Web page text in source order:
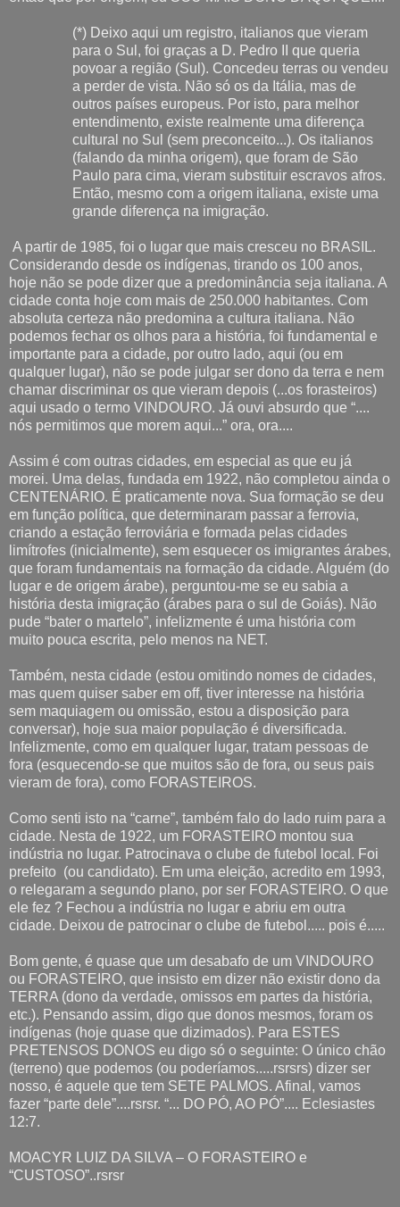
(*) Deixo aqui um registro, italianos que vieram
para o Sul, foi graças a D. Pedro II que queria
povoar a região (Sul). Concedeu terras ou vendeu
a perder de vista. Não só os da Itália, mas de
outros países europeus. Por isto, para melhor
entendimento, existe realmente uma diferença
cultural no Sul (sem preconceito...). Os italianos
(falando da minha origem), que foram de São
Paulo para cima, vieram substituir escravos afros.
Então, mesmo com a origem italiana, existe uma
grande diferença na imigração.
A partir de 1985, foi o lugar que mais cresceu no BRASIL.
Considerando desde os indígenas, tirando os 100 anos,
hoje não se pode dizer que a predominância seja italiana. A
cidade conta hoje com mais de 250.000 habitantes. Com
absoluta certeza não predomina a cultura italiana. Não
podemos fechar os olhos para a história, foi fundamental e
importante para a cidade, por outro lado, aqui (ou em
qualquer lugar), não se pode julgar ser dono da terra e nem
chamar discriminar os que vieram depois (...os forasteiros)
aqui usado o termo VINDOURO. Já ouvi absurdo que “....
nós permitimos que morem aqui...” ora, ora....
Assim é com outras cidades, em especial as que eu já
morei. Uma delas, fundada em 1922, não completou ainda o
CENTENÁRIO. É praticamente nova. Sua formação se deu
em função política, que determinaram passar a ferrovia,
criando a estação ferroviária e formada pelas cidades
limítrofes (inicialmente), sem esquecer os imigrantes árabes,
que foram fundamentais na formação da cidade. Alguém (do
lugar e de origem árabe), perguntou-me se eu sabia a
história desta imigração (árabes para o sul de Goiás). Não
pude “bater o martelo”, infelizmente é uma história com
muito pouca escrita, pelo menos na NET.
Também, nesta cidade (estou omitindo nomes de cidades,
mas quem quiser saber em off, tiver interesse na história
sem maquiagem ou omissão, estou a disposição para
conversar), hoje sua maior população é diversificada.
Infelizmente, como em qualquer lugar, tratam pessoas de
fora (esquecendo-se que muitos são de fora, ou seus pais
vieram de fora), como FORASTEIROS.
Como senti isto na “carne”, também falo do lado ruim para a
cidade. Nesta de 1922, um FORASTEIRO montou sua
indústria no lugar. Patrocinava o clube de futebol local. Foi
prefeito (ou candidato). Em uma eleição, acredito em 1993,
o relegaram a segundo plano, por ser FORASTEIRO. O que
ele fez ? Fechou a indústria no lugar e abriu em outra
cidade. Deixou de patrocinar o clube de futebol..... pois é.....
Bom gente, é quase que um desabafo de um VINDOURO
ou FORASTEIRO, que insisto em dizer não existir dono da
TERRA (dono da verdade, omissos em partes da história,
etc.). Pensando assim, digo que donos mesmos, foram os
indígenas (hoje quase que dizimados). Para ESTES
PRETENSOS DONOS eu digo só o seguinte: O único chão
(terreno) que podemos (ou poderíamos.....rsrsrs) dizer ser
nosso, é aquele que tem SETE PALMOS. Afinal, vamos
fazer “parte dele”....rsrsr. “... DO PÓ, AO PÓ”.... Eclesiastes
12:7.
MOACYR LUIZ DA SILVA – O FORASTEIRO e
“CUSTOSO”..rsrsr